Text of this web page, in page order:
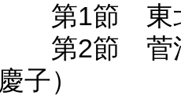
第1節 東北
第2節 菅江
慶子）